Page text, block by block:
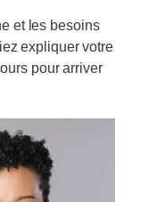
et les besoins
expliquer votre
pour arriver